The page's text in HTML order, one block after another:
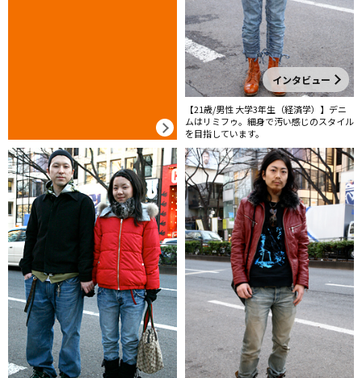
インタビュー
【21歳/男性 大学3年生（経済学）】デニ
ムはリミフゥ。細身で汚い感じのスタイル
を目指しています。